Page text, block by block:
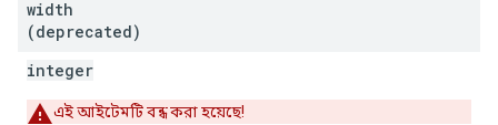
width
(deprecated)
integer
এই আইটেমটি বন্ধ করা হয়েছে!